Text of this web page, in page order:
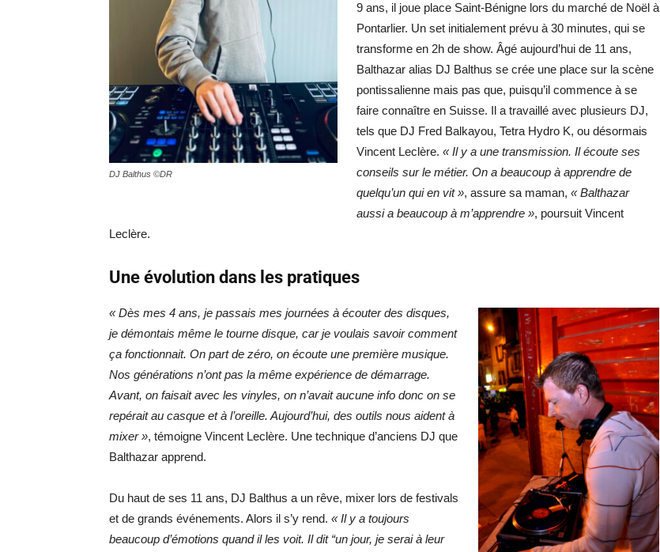
DJ Balthus ©DR
9 ans, il joue place Saint-Bénigne lors du marché de Noël à
Pontarlier. Un set initialement prévu à 30 minutes, qui se
transforme en 2h de show. Âgé aujourd’hui de 11 ans,
Balthazar alias DJ Balthus se crée une place sur la scène
pontissalienne mais pas que, puisqu’il commence à se
faire connaître en Suisse. Il a travaillé avec plusieurs DJ,
tels que DJ Fred Balkayou, Tetra Hydro K, ou désormais
Vincent Leclère. « Il y a une transmission. Il écoute ses
conseils sur le métier. On a beaucoup à apprendre de
quelqu’un qui en vit », assure sa maman, « Balthazar
aussi a beaucoup à m’apprendre », poursuit Vincent
Leclère.
Une évolution dans les pratiques
« Dès mes 4 ans, je passais mes journées à écouter des disques,
je démontais même le tourne disque, car je voulais savoir comment
ça fonctionnait. On part de zéro, on écoute une première musique.
Nos générations n’ont pas la même expérience de démarrage.
Avant, on faisait avec les vinyles, on n’avait aucune info donc on se
repérait au casque et à l’oreille. Aujourd’hui, des outils nous aident à
mixer », témoigne Vincent Leclère. Une technique d’anciens DJ que
Balthazar apprend.
Du haut de ses 11 ans, DJ Balthus a un rêve, mixer lors de festivals
et de grands événements. Alors il s’y rend. « Il y a toujours
beaucoup d’émotions quand il les voit. Il dit “un jour, je serai à leur